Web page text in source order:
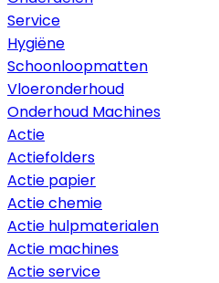
Service
Hygiëne
Schoonloopmatten
Vloeronderhoud
Onderhoud Machines
Actie
Actiefolders
Actie papier
Actie chemie
Actie hulpmaterialen
Actie machines
Actie service